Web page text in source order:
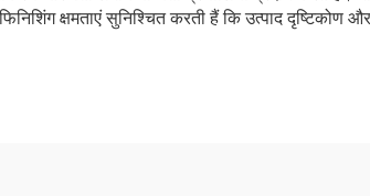
क्षमताएं सुनिश्चित करती हैं कि उत्पाद